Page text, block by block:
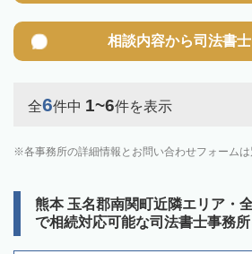
相談内容から司法書
全6件中 1~6件を表示
各事務所の詳細情報とお問い合わせフォーム
熊本 玉名郡南関町近隣エリア・
で相続対応可能な司法書士事務所